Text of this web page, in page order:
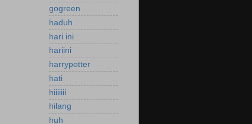
gogreen
haduh
hari ini
hariini
harrypotter
hati
hiiiiiii
hilang
huh